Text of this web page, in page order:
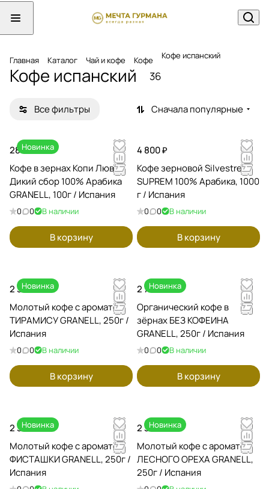
Главная Каталог Чай и кофе Кофе Кофе испанский
Кофе испанский 36
Все фильтры Сначала популярные
Новинка
28 800 ₽
Кофе в зернах Копи Лювак
Дикий сбор 100% Арабика
GRANELL, 100г / Испания
0 0 В наличии
В корзину
4 800 ₽
Кофе зерновой Silvestre
SUPREM 100% Арабика, 1000
г / Испания
0 0 В наличии
В корзину
Новинка
2 350 ₽
Молотый кофе с ароматом
ТИРАМИСУ GRANELL, 250г /
Испания
0 0 В наличии
В корзину
Новинка
2 720 ₽
Органический кофе в
зёрнах БЕЗ КОФЕИНА
GRANELL, 250г / Испания
0 0 В наличии
В корзину
Новинка
2 350 ₽
Молотый кофе с ароматом
ФИСТАШКИ GRANELL, 250г /
Испания
Новинка
2 350 ₽
Молотый кофе с ароматом
ЛЕСНОГО ОРЕХА GRANELL,
250г / Испания